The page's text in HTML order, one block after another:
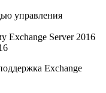
управления
Exchange Server 2016
Exchange